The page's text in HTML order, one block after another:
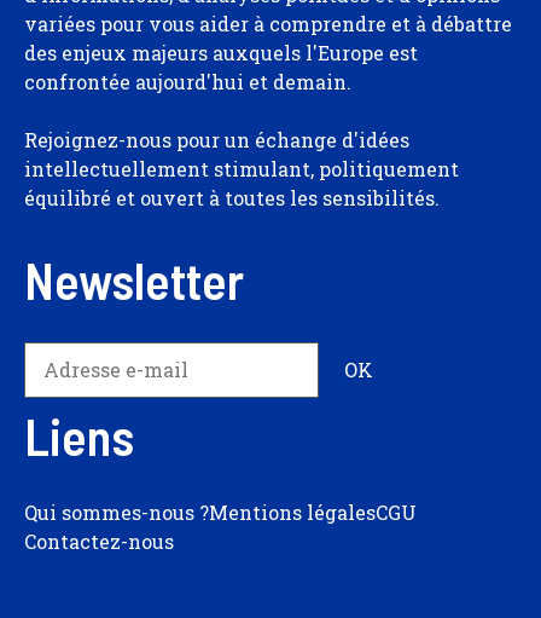
variées pour vous aider à comprendre et à débattre
des enjeux majeurs auxquels l'Europe est
confrontée aujourd'hui et demain.
Rejoignez-nous pour un échange d'idées
intellectuellement stimulant, politiquement
équilibré et ouvert à toutes les sensibilités.
Newsletter
Liens
Qui sommes-nous ?Mentions légalesCGU
Contactez-nous